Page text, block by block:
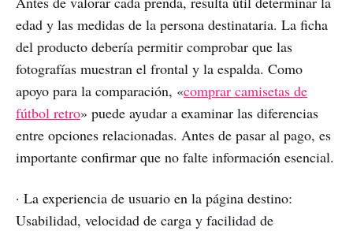
edad y las medidas de la persona destinataria. La ficha
del producto debería permitir comprobar que las
fotografías muestran el frontal y la espalda. Como
apoyo para la comparación, «comprar camisetas de
fútbol retro» puede ayudar a examinar las diferencias
entre opciones relacionadas. Antes de pasar al pago, es
importante confirmar que no falte información esencial.
· La experiencia de usuario en la página destino:
Usabilidad, velocidad de carga y facilidad de